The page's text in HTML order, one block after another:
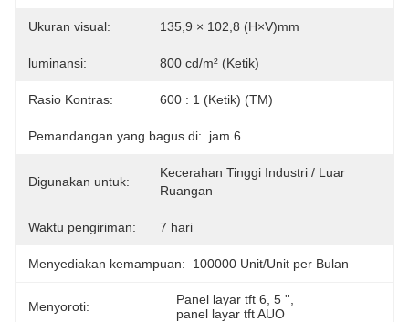
Ukuran visual: 135,9 × 102,8 (H×V)mm
luminansi: 800 cd/m² (Ketik)
Rasio Kontras: 600 : 1 (Ketik) (TM)
Pemandangan yang bagus di: jam 6
Digunakan untuk:
Kecerahan Tinggi Industri / Luar
Ruangan
Waktu pengiriman: 7 hari
Menyediakan kemampuan: 100000 Unit/Unit per Bulan
Menyoroti: Panel layar tft 6 5 ''
panel layar tft AUO